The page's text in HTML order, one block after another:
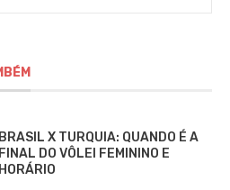
BRASIL X TURQUIA: QUANDO É A
FINAL DO VÔLEI FEMININO E
HORÁRIO